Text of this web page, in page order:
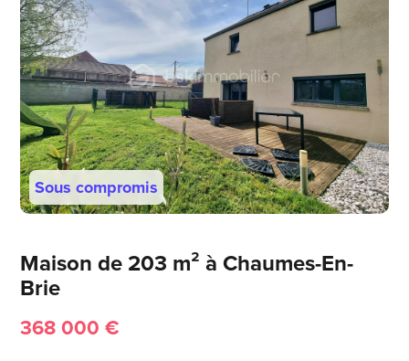
Sous compromis
Maison de 203 m² à Chaumes-En-
Brie
368 000 €